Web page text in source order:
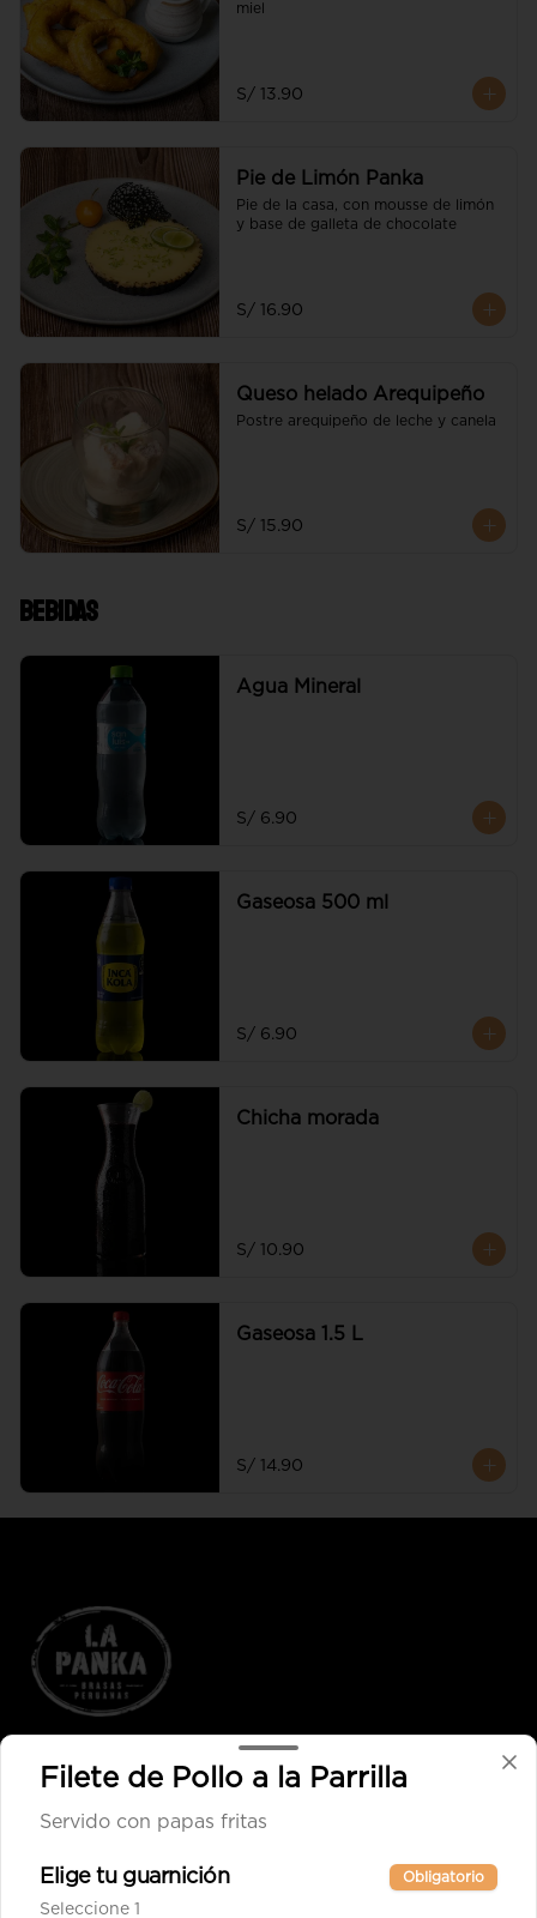
miel
S/ 13.90
Pie de Limón Panka
Pie de la casa, con mousse de limón
y base de galleta de chocolate
S/ 16.90
Queso helado Arequipeño
Postre arequipeño de leche y canela
S/ 15.90
Bebidas
Agua Mineral
S/ 6.90
Gaseosa 500 ml
S/ 6.90
Chicha morada
S/ 10.90
Gaseosa 1.5 L
S/ 14.90
Conócenos
Cobertura
Términos y condiciones
Política de privacidad
Filete de Pollo a la Parrilla
Servido con papas fritas
Elige tu guarnición Obligatorio
Seleccione 1